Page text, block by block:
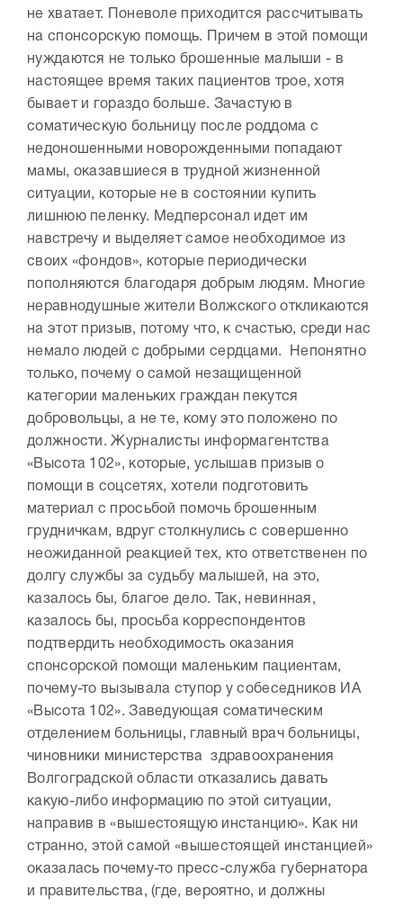
не хватает. Поневоле приходится рассчитывать
на спонсорскую помощь. Причем в этой помощи
нуждаются не только брошенные малыши - в
настоящее время таких пациентов трое, хотя
бывает и гораздо больше. Зачастую в
соматическую больницу после роддома с
недоношенными новорожденными попадают
мамы, оказавшиеся в трудной жизненной
ситуации, которые не в состоянии купить
лишнюю пеленку. Медперсонал идет им
навстречу и выделяет самое необходимое из
своих «фондов», которые периодически
пополняются благодаря добрым людям.
Многие
неравнодушные жители Волжского откликаются
на этот призыв, потому что, к счастью, среди нас
немало людей с добрыми сердцами. Непонятно
только, почему о самой незащищенной
категории маленьких граждан пекутся
добровольцы, а не те, кому это положено по
должности. Журналисты информагентства
«Высота 102», которые, услышав призыв о
помощи в соцсетях, хотели подготовить
материал с просьбой помочь брошенным
грудничкам, вдруг столкнулись с совершенно
неожиданной реакцией тех, кто ответственен по
долгу службы за судьбу малышей, на это,
казалось бы, благое дело. Так, невинная,
казалось бы, просьба корреспондентов
подтвердить необходимость оказания
спонсорской помощи маленьким пациентам,
почему-то вызывала ступор у собеседников ИА
«Высота 102». Заведующая соматическим
отделением больницы, главный врач больницы,
чиновники министерства здравоохранения
Волгоградской области отказались давать
какую-либо информацию по этой ситуации,
направив в «вышестоящую инстанцию». Как ни
странно, этой самой «вышестоящей инстанцией»
оказалась почему-то пресс-служба губернатора
и правительства, (где, вероятно, и должны